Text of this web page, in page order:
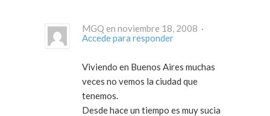
MGQ en noviembre 18, 2008 ·
Accede para responder
Viviendo en Buenos Aires muchas
veces no vemos la ciudad que
tenemos.
Desde hace un tiempo es muy sucia